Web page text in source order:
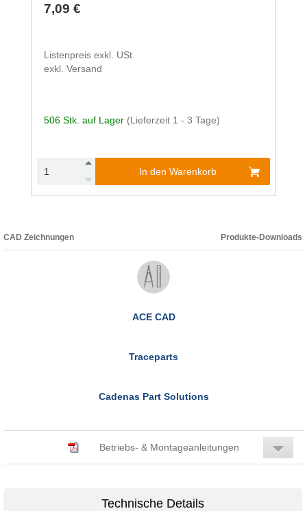
7,09 €
Listenpreis exkl. USt.
exkl. Versand
506 Stk. auf Lager (Lieferzeit 1 - 3 Tage)
In den Warenkorb
CAD Zeichnungen Produkte-Downloads
ACE CAD
Traceparts
Cadenas Part Solutions
Betriebs- & Montageanleitungen
Technische Details